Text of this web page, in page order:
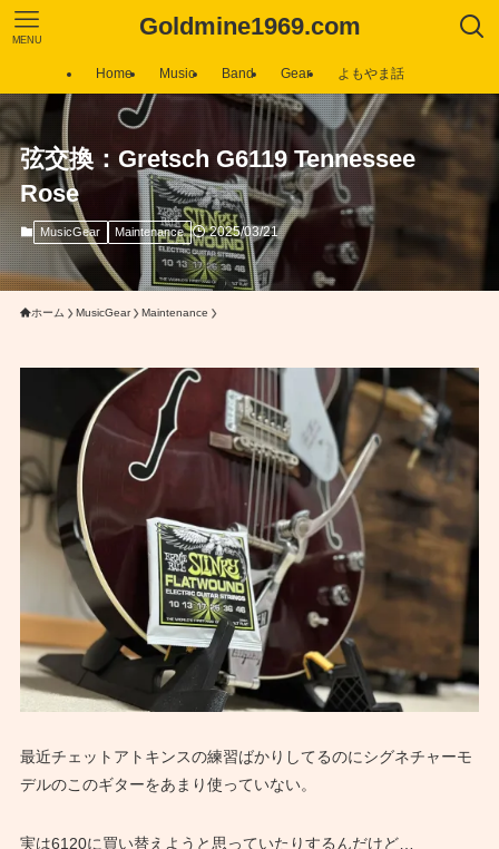
Goldmine1969.com
MENU
Home Music Band Gear よもやま話
弦交換：Gretsch G6119 Tennessee
Rose
MusicGear Maintenance 2025/03/21
ホーム MusicGear Maintenance
最近チェットアトキンスの練習ばかりしてるのにシグネチャーモ
デルのこのギターをあまり使っていない。
実は6120に買い替えようと思っていたりするんだけど…